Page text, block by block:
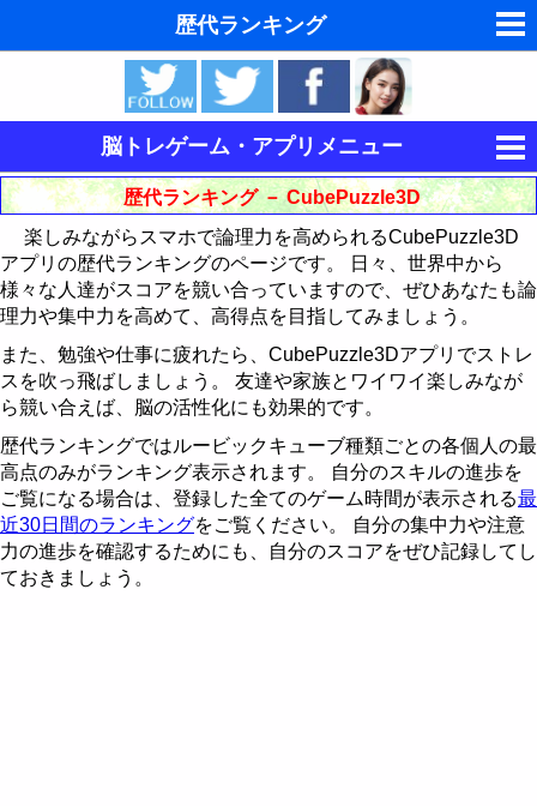
歴代ランキング
夢の夢占い
東洋・西洋占星術
ホラリー占星術
手相占いで未来診断
タロットカードで無料占い
飛星派風水で住宅開運
男と女の心理学と心理テスト
脳の機能と心と体の健康
Western-Eastern Astrology
脳トレゲーム・アプリメニュー
集中力を鍛える
キングをたたけ
歴代ランキング
最近30日間のランキング
Follow The Order
歴代ランキング
最近30日間のランキング
記憶力を鍛える
神経衰弱
歴代ランキング
最近30日間のランキング
論理力を鍛える
15パズル
15パズルの解き方
歴代ランキング
最近30日間のランキング
CubePuzzle3D
CubePuzzle3D攻略法
歴代ランキング
最近30日間のランキング
運動制御能力を鍛える
BikeRace3D
歴代ランキング
RealBreaker3D
歴代ランキング － CubePuzzle3D
楽しみながらスマホで論理力を高められるCubePuzzle3D
アプリの歴代ランキングのページです。 日々、世界中から
様々な人達がスコアを競い合っていますので、ぜひあなたも論
理力や集中力を高めて、高得点を目指してみましょう。
また、勉強や仕事に疲れたら、CubePuzzle3Dアプリでストレ
スを吹っ飛ばしましょう。 友達や家族とワイワイ楽しみなが
ら競い合えば、脳の活性化にも効果的です。
歴代ランキングではルービックキューブ種類ごとの各個人の最
高点のみがランキング表示されます。 自分のスキルの進歩を
ご覧になる場合は、登録した全てのゲーム時間が表示される最
近30日間のランキングをご覧ください。 自分の集中力や注意
力の進歩を確認するためにも、自分のスコアをぜひ記録してし
ておきましょう。